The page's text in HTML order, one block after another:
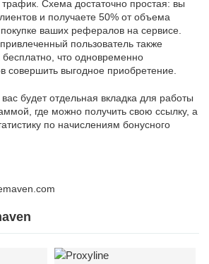
трафик. Схема достаточно простая: вы
и получаете 50% от объема
ваших рефералов на сервисе.
пользователь также
что одновременно
совершить выгодное приобретение.
будет отдельная вкладка для работы
где можно получить свою ссылку, а
по начислениям бонусного